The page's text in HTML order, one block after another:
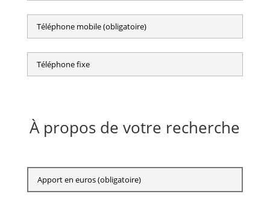
À propos de votre recherche